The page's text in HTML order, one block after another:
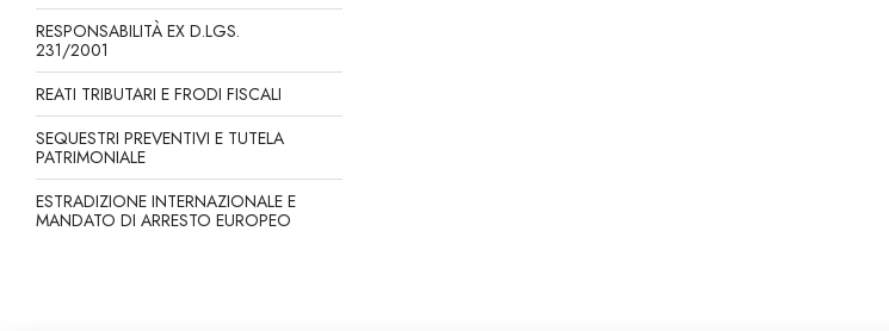
RESPONSABILITÀ EX D.LGS.
231/2001
REATI TRIBUTARI E FRODI FISCALI
SEQUESTRI PREVENTIVI E TUTELA
PATRIMONIALE
ESTRADIZIONE INTERNAZIONALE E
MANDATO DI ARRESTO EUROPEO